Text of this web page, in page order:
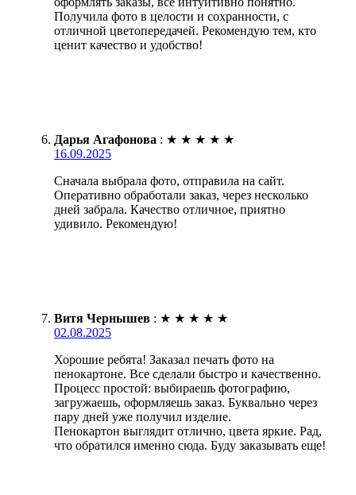
Получила фото в целости и сохранности, с
отличной цветопередачей. Рекомендую тем, кто
ценит качество и удобство!
Дарья Агафонова : ★ ★ ★ ★ ★
16.09.2025
Сначала выбрала фото, отправила на сайт.
Оперативно обработали заказ, через несколько
дней забрала. Качество отличное, приятно
удивило. Рекомендую!
Витя Чернышев : ★ ★ ★ ★ ★
02.08.2025
Хорошие ребята! Заказал печать фото на
пенокартоне. Все сделали быстро и качественно.
Процесс простой: выбираешь фотографию,
загружаешь, оформляешь заказ. Буквально через
пару дней уже получил изделие.
Пенокартон выглядит отлично, цвета яркие. Рад,
что обратился именно сюда. Буду заказывать еще!